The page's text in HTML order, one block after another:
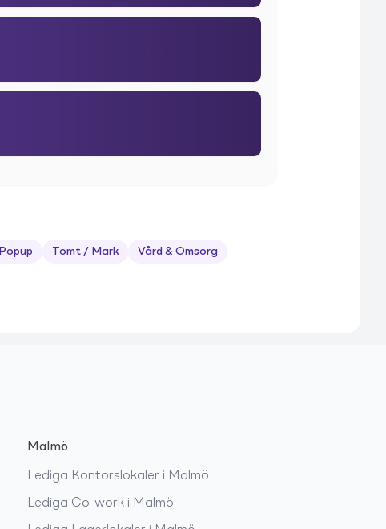
Popup Tomt / Mark Vård & Omsorg
Malmö
Lediga Kontorslokaler i Malmö
Lediga Co-work i Malmö